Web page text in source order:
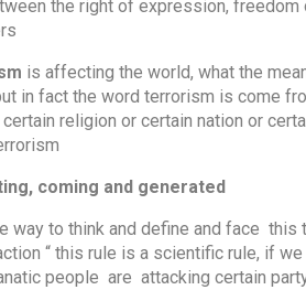
the right of expression,
is affecting the world, what the
in fact the word terrorism is come
religion or certain nation or
to think and define and face this
“ this rule is a scientific rule, if
people are attacking certain